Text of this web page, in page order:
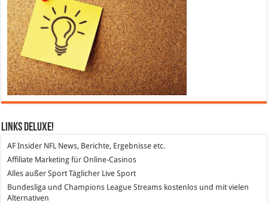
Links DeLuXe!
AF Insider NFL News, Berichte, Ergebnisse etc.
Affiliate Marketing für Online-Casinos
Alles außer Sport Täglicher Live Sport
Bundesliga und Champions League Streams kostenlos und mit vielen
Alternativen